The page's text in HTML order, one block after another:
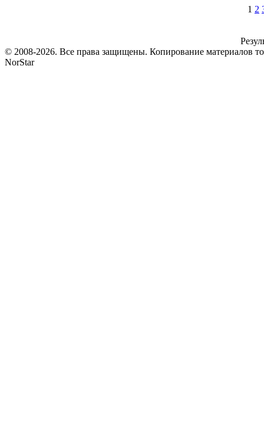
1 2
© 2008-2026. Все права защищены. Копирование материалов
NorStar